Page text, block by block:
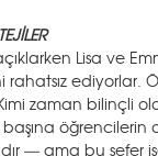
Lisa ve
rahatsız ediyorlar.
zaman bilinçli
öğrencilerin
— ama bu sefer